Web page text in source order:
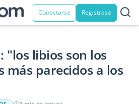
Conectarse Registrase
"los libios son los
más parecidos a los